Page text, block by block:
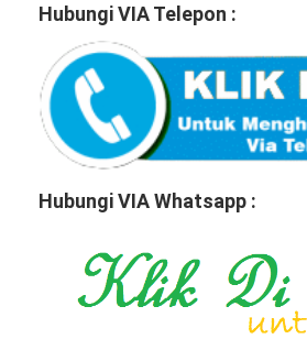
Hubungi VIA Telepon :
Hubungi VIA Whatsapp :